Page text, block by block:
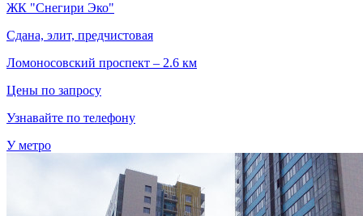
ЖК "Снегири Эко"
Сдана, элит, предчистовая
Ломоносовский проспект – 2.6 км
Цены по запросу
Узнавайте по телефону
У метро